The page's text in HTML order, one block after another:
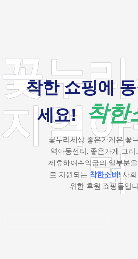
꽃누
지역
터
착한 쇼핑에
세요! 착한
꽃누리세상 좋은가게은 꽃
역아동센터, 좋은가게 그리
제휴하여수익금의 일부분
로 지원되는 착한소비!사회
위한 후원 쇼핑몰입